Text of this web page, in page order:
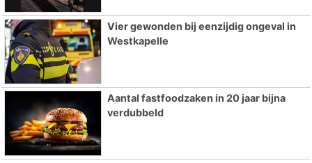
Vier gewonden bij eenzijdig ongeval in
Westkapelle
Aantal fastfoodzaken in 20 jaar bijna
verdubbeld